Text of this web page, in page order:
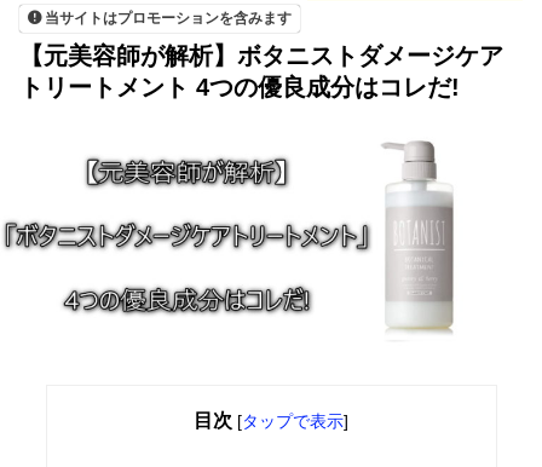
当サイトはプロモーションを含みます
【元美容師が解析】ボタニストダメージケア
トリートメント 4つの優良成分はコレだ!
目次 [タップで表示]